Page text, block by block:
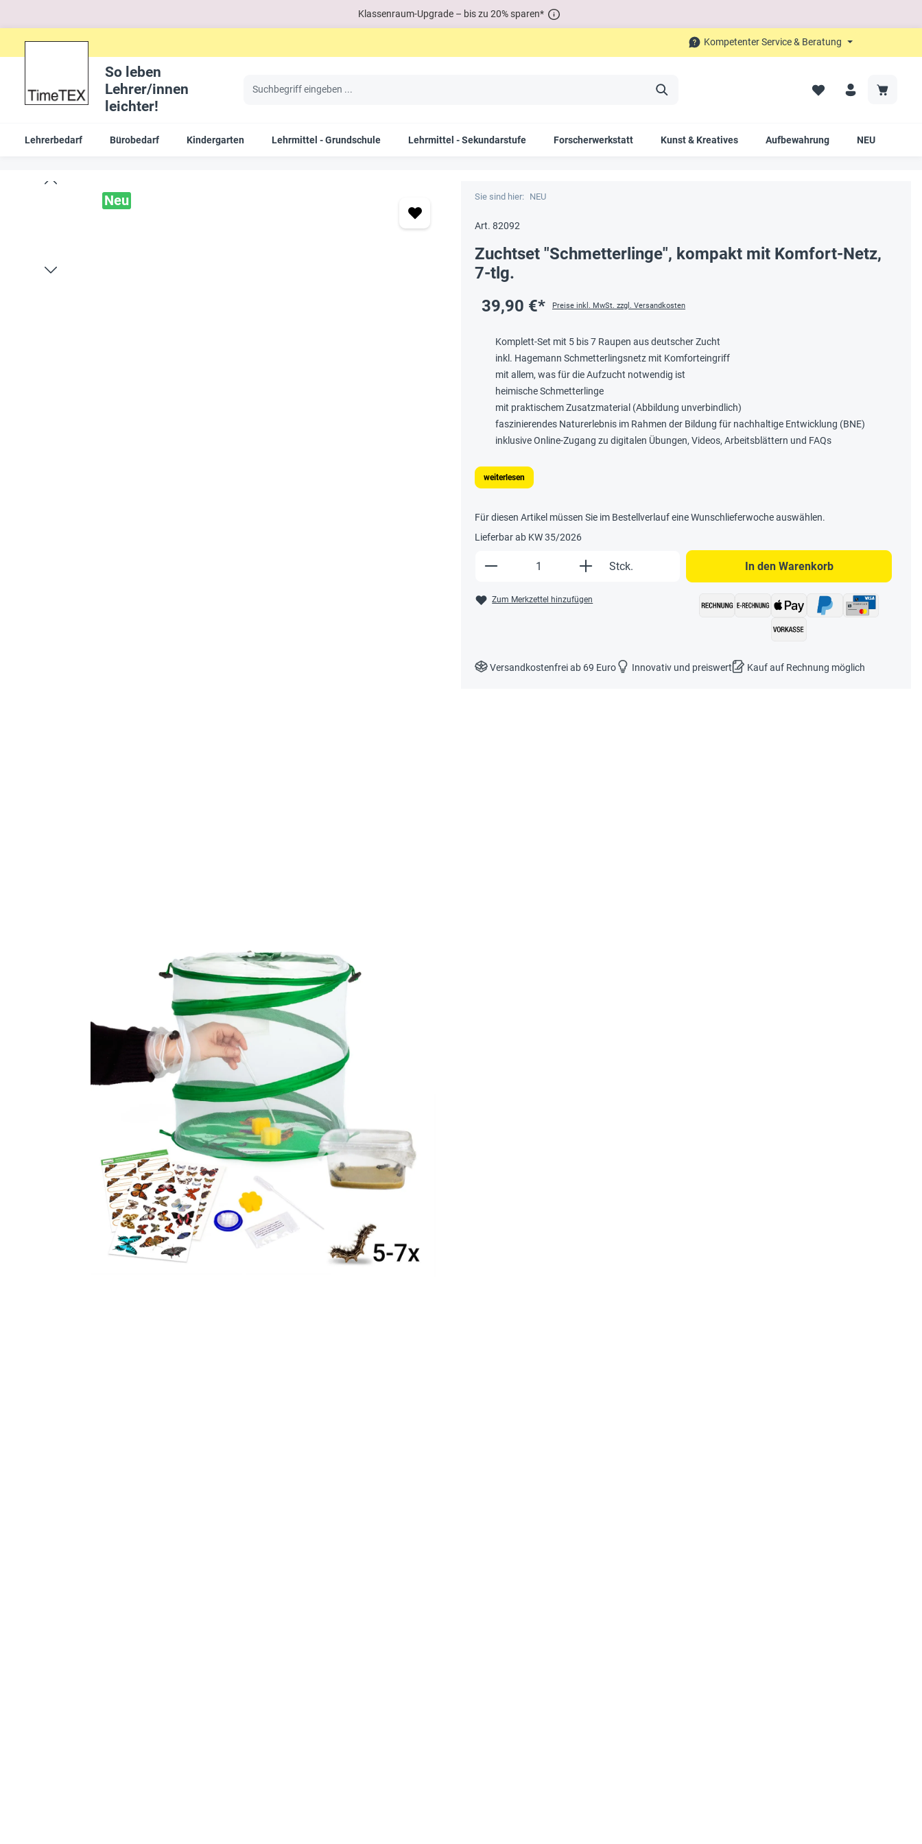
Klassenraum-Upgrade – bis zu 20% sparen*
Kompetenter Service & Beratung
So leben
Lehrer/innen
leichter!
Lehrerbedarf Bürobedarf Kindergarten Lehrmittel - Grundschule Lehrmittel - Sekundarstufe Forscherwerkstatt Kunst & Kreatives Aufbewahrung NEU
Neu Sie sind hier: NEU
Art. 82092
Zuchtset "Schmetterlinge", kompakt mit Komfort-Netz,
7-tlg.
39,90 €*
Preise inkl. MwSt. zzgl. Versandkosten
Komplett-Set mit 5 bis 7 Raupen aus deutscher Zucht
inkl. Hagemann Schmetterlingsnetz mit Komforteingriff
mit allem, was für die Aufzucht notwendig ist
heimische Schmetterlinge
mit praktischem Zusatzmaterial (Abbildung unverbindlich)
faszinierendes Naturerlebnis im Rahmen der Bildung für nachhaltige Entwicklung (BNE)
inklusive Online-Zugang zu digitalen Übungen, Videos, Arbeitsblättern und FAQs
weiterlesen
Für diesen Artikel müssen Sie im Bestellverlauf eine Wunschlieferwoche auswählen.
Lieferbar ab KW 35/2026
Produkt Anzahl: Gib den gewünschten Wert ein oder
Stck.
Zum Merkzettel hinzufügen
In den Warenkorb
Versandkostenfrei ab 69 Euro Innovativ und preiswert Kauf auf Rechnung möglich